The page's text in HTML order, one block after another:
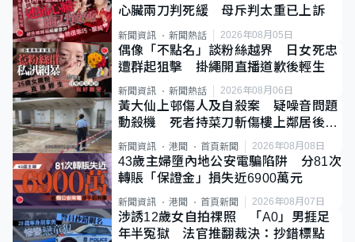
心臟兩刀判死緩 母斥判太重已上訴
新聞資訊 新聞熱話 2026年08月05日
偶像「不點名」談粉絲越界 日女死忠
遭群起狙擊 掛繩開直播道歉後輕生
新聞資訊 新聞熱話 2026年08月06日
黃大仙上邨傷人及自殺案 疑噪音問題
動殺機 死者持菜刀斬傷樓上鄰居後墮
斃
新聞資訊 港聞 首頁新聞 2026年08月08日
43歲主婦墮內地公安電騙陷阱 分81次
轉賬「保證金」損失近6900萬元
新聞資訊 港聞 首頁新聞 2026年08月07日
涉誘12歲女自拍祼照 「A0」男捱足
年半冤獄 法官推翻裁決：抄錯標點